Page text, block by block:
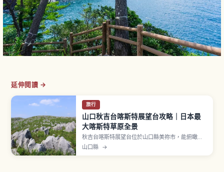
延伸閱讀 →
旅行
山口秋吉台喀斯特展望台攻略｜日本最
大喀斯特草原全景
秋吉台喀斯特展望台位於山口縣美祢市，能俯瞰日
本最大的喀斯特台地。草原上散布石灰岩，可觀察
Karrenfeld（石柱群）與 Doline（鉢狀凹地）等喀
山口縣 →